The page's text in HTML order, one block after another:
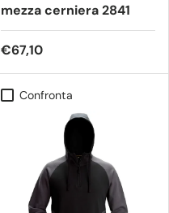
mezza cerniera 2841
€67,10
Confronta